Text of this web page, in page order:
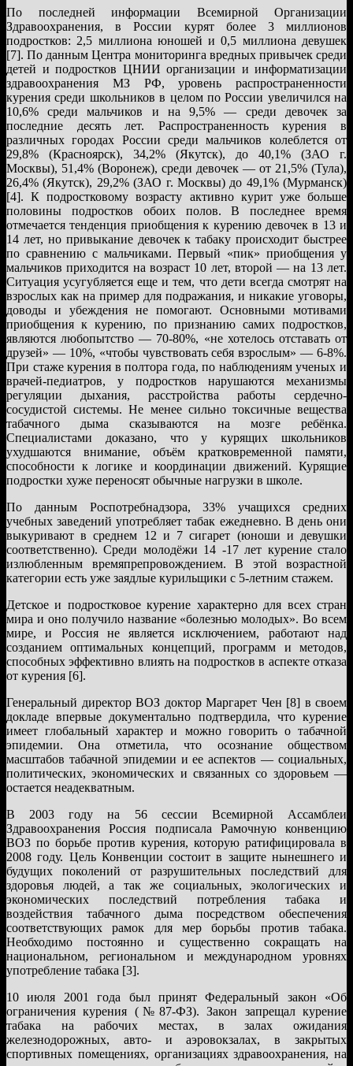
По последней информации Всемирной Организации
Здравоохранения, в России курят более 3 миллионов
подростков: 2,5 миллиона юношей и 0,5 миллиона девушек
[7]. По данным Центра мониторинга вредных привычек среди
детей и подростков ЦНИИ организации и информатизации
здравоохранения МЗ РФ, уровень распространенности
курения среди школьников в целом по России увеличился на
10,6% среди мальчиков и на 9,5% — среди девочек за
последние десять лет. Распространенность курения в
различных городах России среди мальчиков колеблется от
29,8% (Красноярск), 34,2% (Якутск), до 40,1% (ЗАО г.
Москвы), 51,4% (Воронеж), среди девочек — от 21,5% (Тула),
26,4% (Якутск), 29,2% (ЗАО г. Москвы) до 49,1% (Мурманск)
[4]. К подростковому возрасту активно курит уже больше
половины подростков обоих полов. В последнее время
отмечается тенденция приобщения к курению девочек в 13 и
14 лет, но привыкание девочек к табаку происходит быстрее
по сравнению с мальчиками. Первый «пик» приобщения у
мальчиков приходится на возраст 10 лет, второй — на 13 лет.
Ситуация усугубляется еще и тем, что дети всегда смотрят на
взрослых как на пример для подражания, и никакие уговоры,
доводы и убеждения не помогают. Основными мотивами
приобщения к курению, по признанию самих подростков,
являются любопытство — 70-80%, «не хотелось отставать от
друзей» — 10%, «чтобы чувствовать себя взрослым» — 6-8%.
При стаже курения в полтора года, по наблюдениям ученых и
врачей-педиатров, у подростков нарушаются механизмы
регуляции дыхания, расстройства работы сердечно-
сосудистой системы. Не менее сильно токсичные вещества
табачного дыма сказываются на мозге ребёнка.
Специалистами доказано, что у курящих школьников
ухудшаются внимание, объём кратковременной памяти,
способности к логике и координации движений. Курящие
подростки хуже переносят обычные нагрузки в школе.
По данным Роспотребнадзора, 33% учащихся средних
учебных заведений употребляет табак ежедневно. В день они
выкуривают в среднем 12 и 7 сигарет (юноши и девушки
соответственно). Среди молодёжи 14 -17 лет курение стало
излюбленным времяпрепровождением. В этой возрастной
категории есть уже заядлые курильщики с 5-летним стажем.
Детское и подростковое курение характерно для всех стран
мира и оно получило название «болезнью молодых». Во всем
мире, и Россия не является исключением, работают над
созданием оптимальных концепций, программ и методов,
способных эффективно влиять на подростков в аспекте отказа
от курения [6].
Генеральный директор ВОЗ доктор Маргарет Чен [8] в своем
докладе впервые документально подтвердила, что курение
имеет глобальный характер и можно говорить о табачной
эпидемии. Она отметила, что осознание обществом
масштабов табачной эпидемии и ее аспектов — социальных,
политических, экономических и связанных со здоровьем —
остается неадекватным.
В 2003 году на 56 сессии Всемирной Ассамблеи
Здравоохранения Россия подписала Рамочную конвенцию
ВОЗ по борьбе против курения, которую ратифицировала в
2008 году. Цель Конвенции состоит в защите нынешнего и
будущих поколений от разрушительных последствий для
здоровья людей, а так же социальных, экологических и
экономических последствий потребления табака и
воздействия табачного дыма посредством обеспечения
соответствующих рамок для мер борьбы против табака.
Необходимо постоянно и существенно сокращать на
национальном, региональном и международном уровнях
употребление табака [3].
10 июля 2001 года был принят Федеральный закон «Об
ограничения курения (№87-ФЗ). Закон запрещал курение
табака на рабочих местах, в залах ожидания
железнодорожных, авто- и аэровокзалах, в закрытых
спортивных помещениях, организациях здравоохранения, на